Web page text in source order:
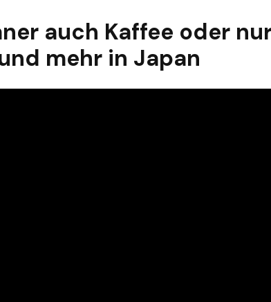
auch Kaffee oder
mehr in Japan